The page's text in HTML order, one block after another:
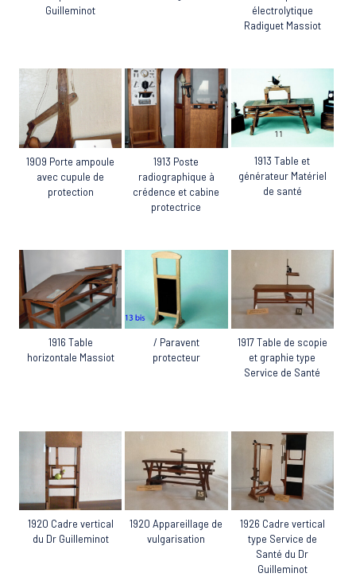
Guilleminot
électrolytique
Radiguet Massiot
1909 Porte ampoule
avec cupule de
protection
1913 Poste
radiographique à
crédence et cabine
protectrice
1913 Table et
générateur Matériel
de santé
1916 Table
horizontale Massiot
/ Paravent
protecteur
1917 Table de scopie
et graphie type
Service de Santé
1920 Cadre vertical
du Dr Guilleminot
1920 Appareillage de
vulgarisation
1926 Cadre vertical
type Service de
Santé du Dr
Guilleminot